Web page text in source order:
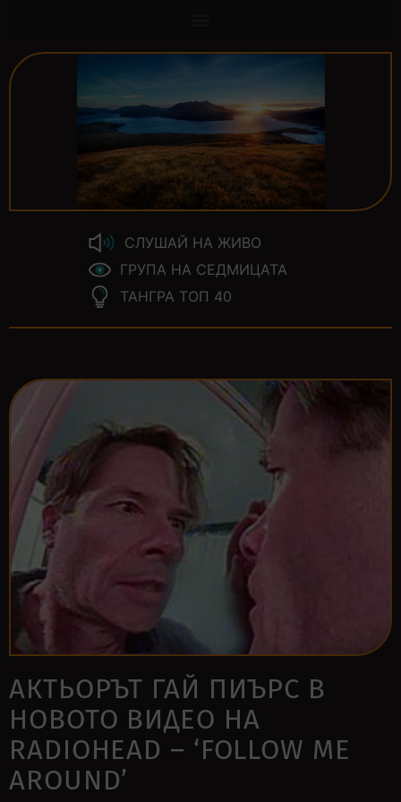
СЛУШАЙ НА ЖИВО
ГРУПА НА СЕДМИЦАТА
ТАНГРА ТОП 40
АКТЬОРЪТ ГАЙ ПИЪРС В
НОВОТО ВИДЕО НА
RADIOHEAD – ‘FOLLOW ME
AROUND’